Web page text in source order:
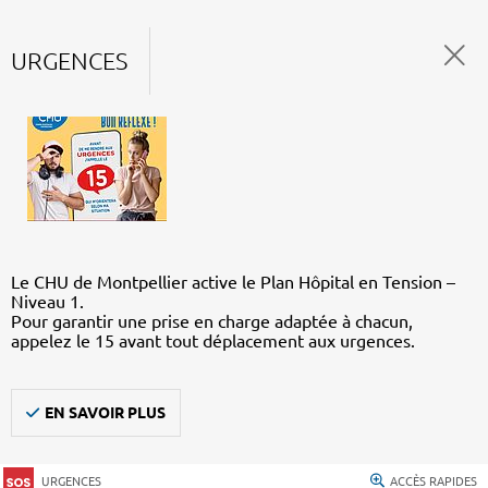
URGENCES
Le CHU de Montpellier active le Plan Hôpital en Tension –
Niveau 1.
Pour garantir une prise en charge adaptée à chacun,
appelez le 15 avant tout déplacement aux urgences.
EN SAVOIR PLUS
URGENCES ACCÈS RAPIDES